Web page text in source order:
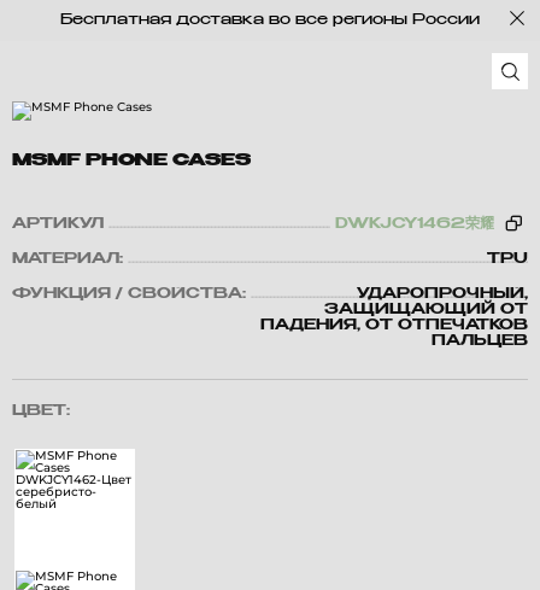
Бесплатная доставка во все регионы России
MSMF PHONE CASES
АРТИКУЛ DWKJCY1462荣耀
МАТЕРИАЛ: TPU
ФУНКЦИЯ / СВОЙСТВА:
УДАРОПРОЧНЫЙ,
ЗАЩИЩАЮЩИЙ ОТ
ПАДЕНИЯ, ОТ ОТПЕЧАТКОВ
ПАЛЬЦЕВ
ЦВЕТ: